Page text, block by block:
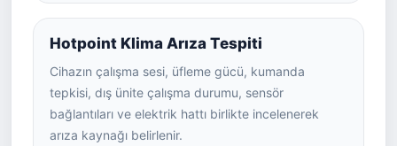
Hotpoint Klima Arıza Tespiti
Cihazın çalışma sesi, üfleme gücü, kumanda
tepkisi, dış ünite çalışma durumu, sensör
bağlantıları ve elektrik hattı birlikte incelenerek
arıza kaynağı belirlenir.